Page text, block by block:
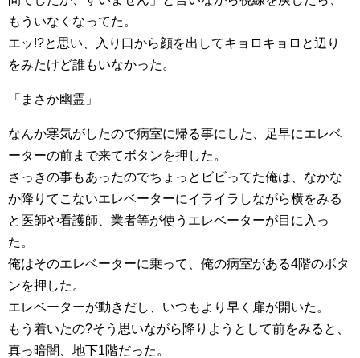
もういなくなってた。
エッ!?と思い、入り口から顔を出してキョロキョロと辺り
をみたけど誰もいなかった。
「まさか幽霊」
なんか寒気がしたので病室に帰る事にした、足早にエレベ
ーターの前まで来てボタンを押した。
さっきの事もあったのでちょっとビビってた俺は、なかな
か降りてこないエレベーターにイライラしながら横をみる
と医師や看護師、業者等が使うエレベーターが目に入っ
た。
俺はそのエレベーターに乗って、俺の病室がある4階のボタ
ンを押した。
エレベーターが動きだし、いつもより早く扉が開いた。
もう着いたの?そう思いながら降りようとして前をみると、
真っ暗闇、地下1階だった。